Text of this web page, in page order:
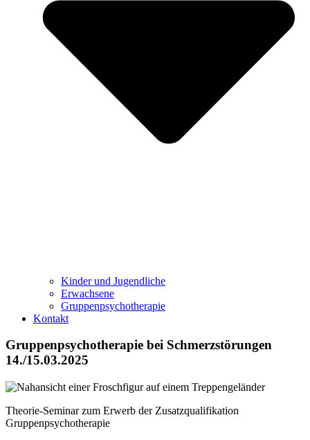
Kinder und Jugendliche
Erwachsene
Gruppenpsychotherapie
Kontakt
Gruppenpsychotherapie bei Schmerzstörungen
14./15.03.2025
Theorie-Seminar zum Erwerb der Zusatzqualifikation
Gruppenpsychotherapie